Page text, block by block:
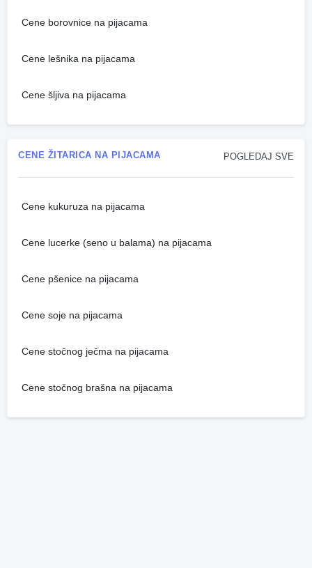
Cene borovnice na pijacama
Cene lešnika na pijacama
Cene šljiva na pijacama
POGLEDAJ SVE
CENE ŽITARICA NA PIJACAMA
Cene kukuruza na pijacama
Cene lucerke (seno u balama) na pijacama
Cene pšenice na pijacama
Cene soje na pijacama
Cene stočnog ječma na pijacama
Cene stočnog brašna na pijacama